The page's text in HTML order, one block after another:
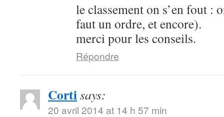
le classement on s’en fout :
faut un ordre, et encore).
merci pour les conseils.
Répondre
Cortisays:
20 avril 2014 at 14 h 57 min